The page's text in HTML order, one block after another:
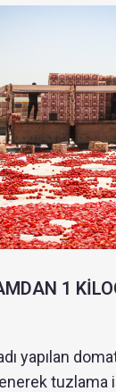
1
yapılan
tuzlama